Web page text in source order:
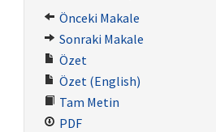
Önceki Makale
Sonraki Makale
Özet
Özet (English)
Tam Metin
PDF